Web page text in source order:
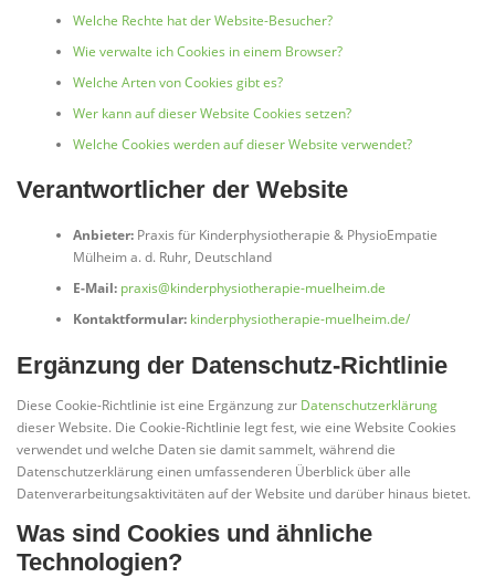
Welche Rechte hat der Website-Besucher?
Wie verwalte ich Cookies in einem Browser?
Welche Arten von Cookies gibt es?
Wer kann auf dieser Website Cookies setzen?
Welche Cookies werden auf dieser Website verwendet?
Verantwortlicher der Website
Anbieter: Praxis für Kinderphysiotherapie & PhysioEmpatie
Mülheim a. d. Ruhr, Deutschland
E-Mail: praxis@kinderphysiotherapie-muelheim.de
Kontaktformular: kinderphysiotherapie-muelheim.de/
Ergänzung der Datenschutz-Richtlinie
Diese Cookie-Richtlinie ist eine Ergänzung zur Datenschutzerklärung
dieser Website. Die Cookie-Richtlinie legt fest, wie eine Website Cookies
verwendet und welche Daten sie damit sammelt, während die
Datenschutzerklärung einen umfassenderen Überblick über alle
Datenverarbeitungsaktivitäten auf der Website und darüber hinaus bietet.
Was sind Cookies und ähnliche
Technologien?